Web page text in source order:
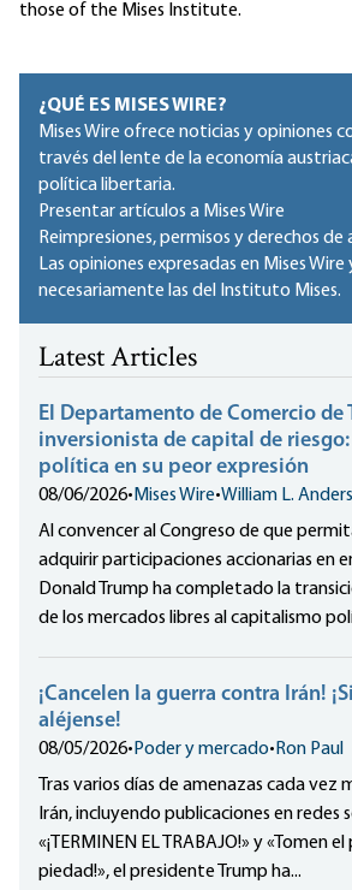
those of the Mises Institute.
¿QUÉ ES MISES WIRE?
Mises Wire ofrece noticias y opiniones
través del lente de la economía
política libertaria.
Presentar artículos a Mises Wire
Reimpresiones, permisos y derechos de
Las opiniones expresadas en Mises
necesariamente las del Instituto Mises.
Latest Articles
El Departamento de Comercio de
inversionista de capital de
política en su peor expresión
08/06/2026• Mises Wire•William L.
Al convencer al Congreso de que
adquirir participaciones accionarias en
Donald Trump ha completado la
de los mercados libres al capitalismo
¡Cancelen la guerra contra Irán!
aléjense!
08/05/2026• Poder y mercado• Ron Paul
Tras varios días de amenazas cada vez
Irán, incluyendo publicaciones en redes
«¡TERMINEN EL TRABAJO!» y «Tomen
piedad!», el presidente Trump ha...